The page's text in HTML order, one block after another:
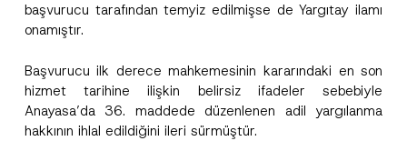
başvurucu tarafından temyiz edilmişse de Yargıtay ilamı
onamıştır.
Başvurucu ilk derece mahkemesinin kararındaki en son
hizmet tarihine ilişkin belirsiz ifadeler sebebiyle
Anayasa’da 36. maddede düzenlenen adil yargılanma
hakkının ihlal edildiğini ileri sürmüştür.
Telefon Numarası
Konu